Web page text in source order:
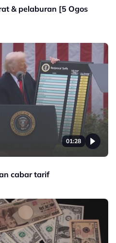
& pelaburan [5 Ogos
01:28
cabar tarif